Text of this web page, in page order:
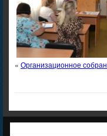
« Организационное